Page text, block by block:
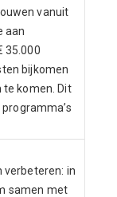
vanuit
aan
35.000
bijkomen
komen. Dit
verbeteren: in
samen met